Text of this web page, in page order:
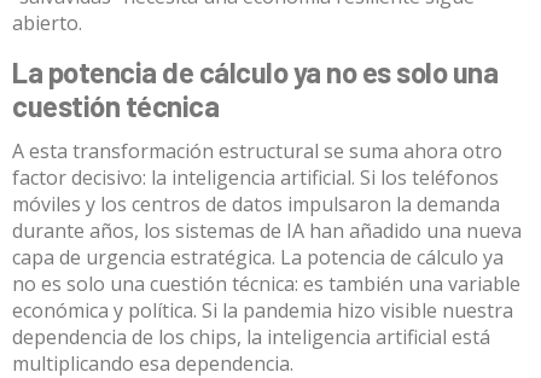
abierto.
La potencia de cálculo ya no es solo una
cuestión técnica
A esta transformación estructural se suma ahora otro
factor decisivo: la inteligencia artificial. Si los teléfonos
móviles y los centros de datos impulsaron la demanda
durante años, los sistemas de IA han añadido una nueva
capa de urgencia estratégica. La potencia de cálculo ya
no es solo una cuestión técnica: es también una variable
económica y política. Si la pandemia hizo visible nuestra
dependencia de los chips, la inteligencia artificial está
multiplicando esa dependencia.